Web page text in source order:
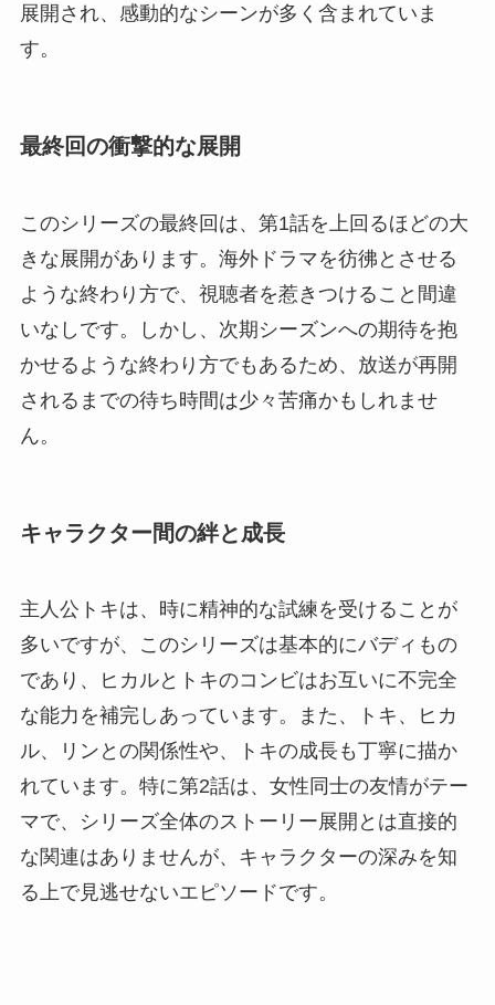
展開され、感動的なシーンが多く含まれていま
す。
最終回の衝撃的な展開
このシリーズの最終回は、第1話を上回るほどの大
きな展開があります。海外ドラマを彷彿とさせる
ような終わり方で、視聴者を惹きつけること間違
いなしです。しかし、次期シーズンへの期待を抱
かせるような終わり方でもあるため、放送が再開
されるまでの待ち時間は少々苦痛かもしれませ
ん。
キャラクター間の絆と成長
主人公トキは、時に精神的な試練を受けることが
多いですが、このシリーズは基本的にバディもの
であり、ヒカルとトキのコンビはお互いに不完全
な能力を補完しあっています。また、トキ、ヒカ
ル、リンとの関係性や、トキの成長も丁寧に描か
れています。特に第2話は、女性同士の友情がテー
マで、シリーズ全体のストーリー展開とは直接的
な関連はありませんが、キャラクターの深みを知
る上で見逃せないエピソードです。